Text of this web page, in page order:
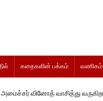
கதைகளின் பக்கம் வணிகம்
வாசித்து வருகிறார். �.